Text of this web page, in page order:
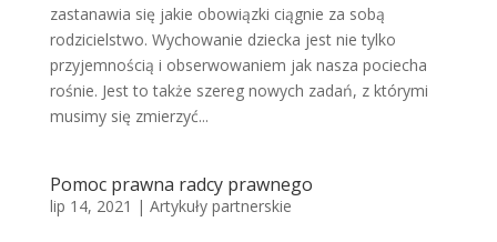
zastanawia się jakie obowiązki ciągnie za sobą
rodzicielstwo. Wychowanie dziecka jest nie tylko
przyjemnością i obserwowaniem jak nasza pociecha
rośnie. Jest to także szereg nowych zadań, z którymi
musimy się zmierzyć...
Pomoc prawna radcy prawnego
lip 14, 2021 | Artykuły partnerskie